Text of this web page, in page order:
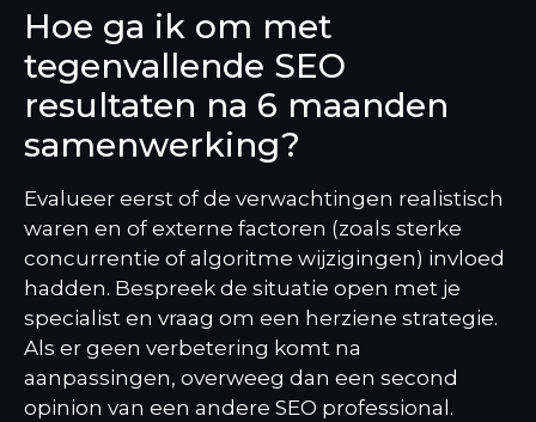
Hoe ga ik om met
tegenvallende SEO
resultaten na 6 maanden
samenwerking?
Evalueer eerst of de verwachtingen realistisch
waren en of externe factoren (zoals sterke
concurrentie of algoritme wijzigingen) invloed
hadden. Bespreek de situatie open met je
specialist en vraag om een herziene strategie.
Als er geen verbetering komt na
aanpassingen, overweeg dan een second
opinion van een andere SEO professional.